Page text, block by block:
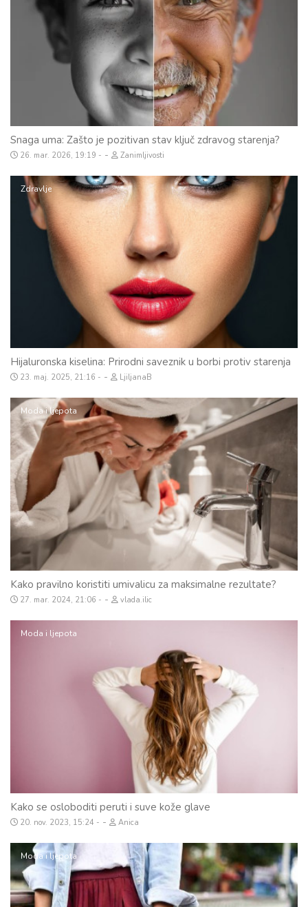
Snaga uma: Zašto je pozitivan stav ključ zdravog starenja?
26. mar. 2026, 19:19 - Zanimljivosti
Zdravlje
Hijaluronska kiselina: Prirodni saveznik u borbi protiv starenja
23. maj. 2025, 21:16 - LjiljanaB
Moda i ljepota
Kako pravilno koristiti umivalicu za maksimalne rezultate?
27. mar. 2024, 21:06 - vlada.ilic
Moda i ljepota
Kako se osloboditi peruti i suve kože glave
20. nov. 2023, 15:24 - Anica
Moda i ljepota